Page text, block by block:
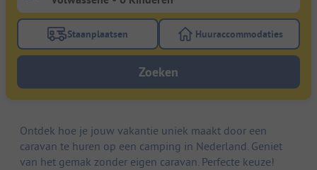
Gebruik de filterknop staanplaatsen om te zoeken
Staanplaatsen Gebruik de
Huuraccommodaties
Zoeken
Ontdek hoe je jouw vakantie uniek maakt door een
caravan te huren op een camping in Nederland. Geniet
van het gemak zonder eigen caravan. Perfecte keuze!